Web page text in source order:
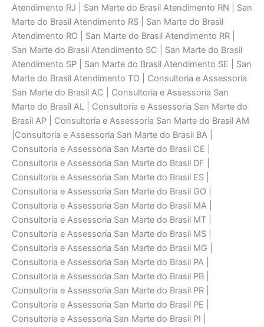
Atendimento RJ | San Marte do Brasil Atendimento RN | San
Marte do Brasil Atendimento RS | San Marte do Brasil
Atendimento RO | San Marte do Brasil Atendimento RR |
San Marte do Brasil Atendimento SC | San Marte do Brasil
Atendimento SP | San Marte do Brasil Atendimento SE | San
Marte do Brasil Atendimento TO | Consultoria e Assessoria
San Marte do Brasil AC | Consultoria e Assessoria San
Marte do Brasil AL | Consultoria e Assessoria San Marte do
Brasil AP | Consultoria e Assessoria San Marte do Brasil AM
|Consultoria e Assessoria San Marte do Brasil BA |
Consultoria e Assessoria San Marte do Brasil CE |
Consultoria e Assessoria San Marte do Brasil DF |
Consultoria e Assessoria San Marte do Brasil ES |
Consultoria e Assessoria San Marte do Brasil GO |
Consultoria e Assessoria San Marte do Brasil MA |
Consultoria e Assessoria San Marte do Brasil MT |
Consultoria e Assessoria San Marte do Brasil MS |
Consultoria e Assessoria San Marte do Brasil MG |
Consultoria e Assessoria San Marte do Brasil PA |
Consultoria e Assessoria San Marte do Brasil PB |
Consultoria e Assessoria San Marte do Brasil PR |
Consultoria e Assessoria San Marte do Brasil PE |
Consultoria e Assessoria San Marte do Brasil PI |